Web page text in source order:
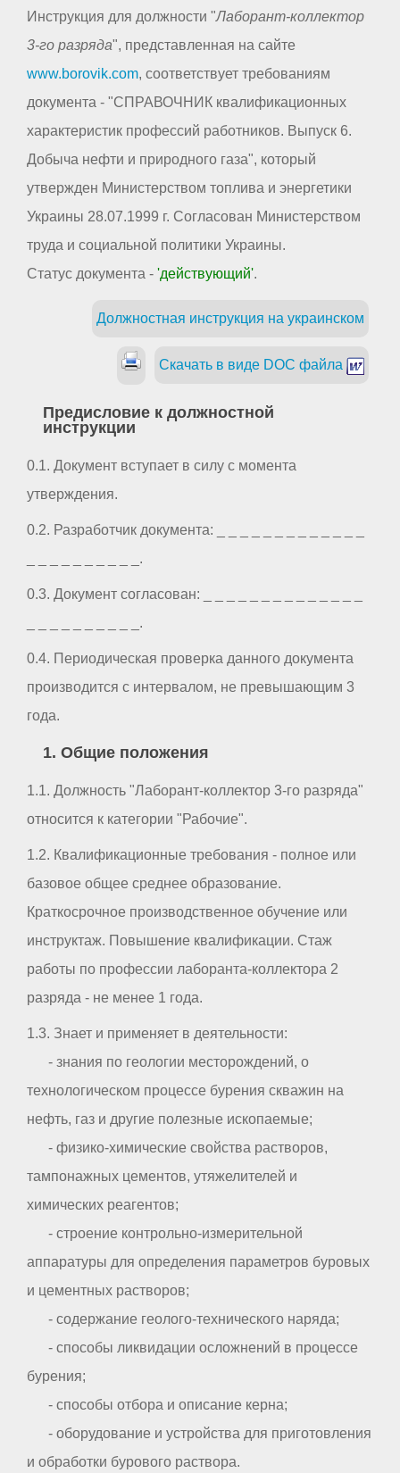
Инструкция для должности "Лаборант-коллектор
3-го разряда", представленная на сайте
www.borovik.com, соответствует требованиям
документа - "СПРАВОЧНИК квалификационных
характеристик профессий работников. Выпуск 6.
Добыча нефти и природного газа", который
утвержден Министерством топлива и энергетики
Украины 28.07.1999 г. Согласован Министерством
труда и социальной политики Украины.
Статус документа - 'действующий'.
Должностная инструкция на украинском
Скачать в виде DOC файла
Предисловие к должностной
инструкции
0.1. Документ вступает в силу с момента
утверждения.
0.2. Разработчик документа: _ _ _ _ _ _ _ _ _ _ _ _ _
_ _ _ _ _ _ _ _ _ _.
0.3. Документ согласован: _ _ _ _ _ _ _ _ _ _ _ _ _ _
_ _ _ _ _ _ _ _ _ _.
0.4. Периодическая проверка данного документа
производится с интервалом, не превышающим 3
года.
1. Общие положения
1.1. Должность "Лаборант-коллектор 3-го разряда"
относится к категории "Рабочие".
1.2. Квалификационные требования - полное или
базовое общее среднее образование.
Краткосрочное производственное обучение или
инструктаж. Повышение квалификации. Стаж
работы по профессии лаборанта-коллектора 2
разряда - не менее 1 года.
1.3. Знает и применяет в деятельности:
- знания по геологии месторождений, о
технологическом процессе бурения скважин на
нефть, газ и другие полезные ископаемые;
- физико-химические свойства растворов,
тампонажных цементов, утяжелителей и
химических реагентов;
- строение контрольно-измерительной
аппаратуры для определения параметров буровых
и цементных растворов;
- содержание геолого-технического наряда;
- способы ликвидации осложнений в процессе
бурения;
- способы отбора и описание керна;
- оборудование и устройства для приготовления
и обработки бурового раствора.